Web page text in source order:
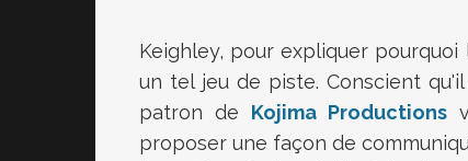
Keighley, pour expliquer
un tel jeu de piste. Conscient
patron de Kojima Productions
proposer une façon de